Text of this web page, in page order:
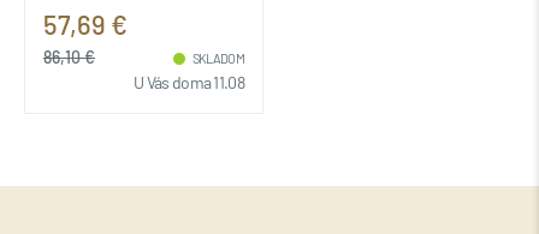
57,69 €
86,10 € SKLADOM
U Vás doma 11.08